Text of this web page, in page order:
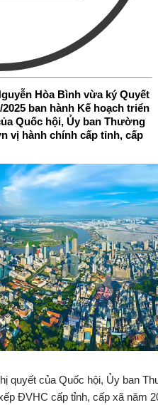
Hòa Bình vừa ký Quyết
ban hành Kế hoạch triển
Quốc hội, Ủy ban Thường
vị hành chính cấp tỉnh, cấp
quyết của Quốc hội, Ủy ban
ĐVHC cấp tỉnh, cấp xã năm